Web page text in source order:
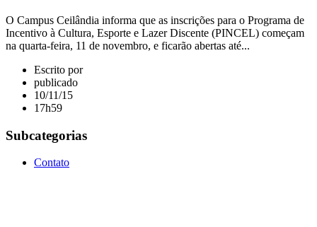
O Campus Ceilândia informa que as inscrições para o Programa de
Incentivo à Cultura, Esporte e Lazer Discente (PINCEL) começam
na quarta-feira, 11 de novembro, e ficarão abertas até...
Escrito por
publicado
10/11/15
17h59
Subcategorias
Contato